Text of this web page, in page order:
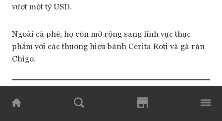
vượt một tỷ USD.
Ngoài cà phê, họ còn mở rộng sang lĩnh vực thực
phẩm với các thương hiệu bánh Cerita Roti và gà rán
Chigo.
Tạp chí
Forbes Việt Nam số tháng 7/8.2025